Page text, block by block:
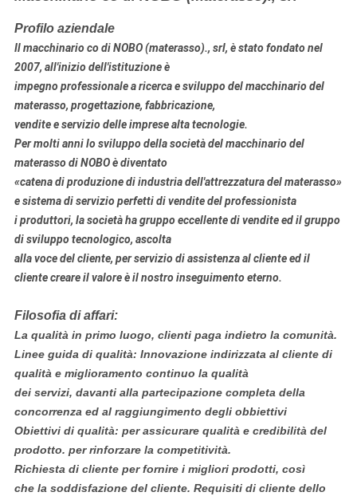
Profilo aziendale
Il macchinario co di NOBO (materasso)., srl, è stato fondato nel
2007, all'inizio dell'istituzione è
impegno professionale aricerca e sviluppodel macchinariodel
materasso, progettazione, fabbricazione,
vendite e servizio delle imprese alta tecnologie.
Per molti anni lo sviluppo della società del macchinario del
materasso di NOBO è diventato
«catena di produzione di industria dell'attrezzatura del materasso»
e sistema di servizio perfetti di vendite del professionista
i produttori, la società ha gruppo eccellente di vendite ed il gruppo
di sviluppo tecnologico, ascolta
alla voce del cliente, per servizio di assistenza al cliente ed il
cliente creare il valore è il nostro inseguimento eterno.
Filosofia di affari:
La qualità in primo luogo, clienti paga indietro la comunità.
Linee guida di qualità: Innovazione indirizzata al cliente di
qualità e miglioramento continuo la qualità
dei servizi, davanti alla partecipazione completa della
concorrenza ed al raggiungimento degli obbiettivi
Obiettivi di qualità: per assicurare qualità e credibilità del
prodotto. per rinforzare la competitività.
Richiesta di cliente per fornire i migliori prodotti, così
che la soddisfazione del cliente. Requisiti di cliente dello